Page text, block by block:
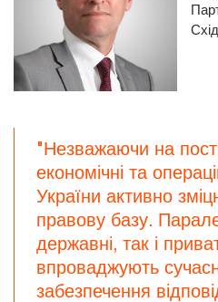
"Незважаючи на
економічні та
України активно
правову базу.
державні, так і
впроваджують
забезпечення